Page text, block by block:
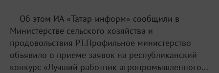
Об этом ИА «Татар-информ» сообщили в
Министерстве сельского хозяйства и
продовольствия РТ.Профильное министерство
объявило о приеме заявок на республиканский
конкурс «Лучший работник агропромышленного...